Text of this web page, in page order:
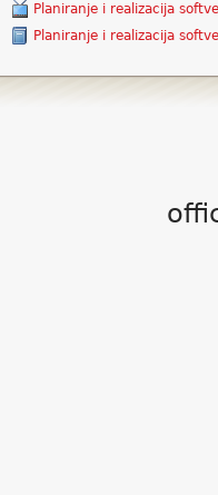
Planiranje i realizacija
Planiranje i realizacija